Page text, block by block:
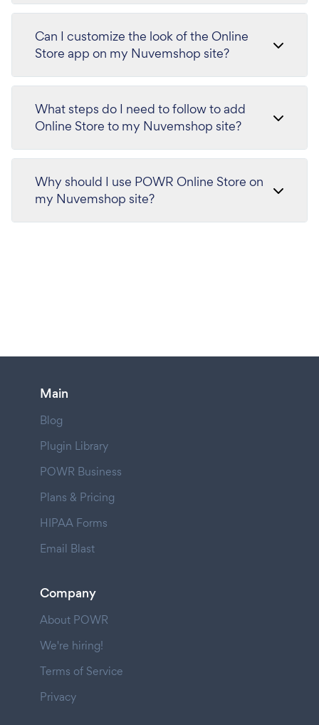
Can I customize the look of the Online
Store app on my Nuvemshop site?
What steps do I need to follow to add
Online Store to my Nuvemshop site?
Why should I use POWR Online Store on
my Nuvemshop site?
Main
Blog
Plugin Library
POWR Business
Plans & Pricing
HIPAA Forms
Email Blast
Company
About POWR
We're hiring!
Terms of Service
Privacy